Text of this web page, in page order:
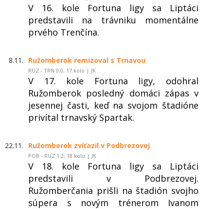
V 16. kole Fortuna ligy sa Liptáci
predstavili na trávniku momentálne
prvého Trenčína.
8.11. Ružomberok remizoval s Trnavou
RUZ - TRN 0:0, 17.kolo | JK
V 17. kole Fortuna ligy, odohral
Ružomberok posledný domáci zápas v
jesennej časti, keď na svojom štadióne
privítal trnavský Spartak.
22.11. Ružomberok zvíťazil v Podbrezovej
POB - RUZ 1:2, 18.kolo | JK
V 18. kole Fortuna ligy sa Liptáci
predstavili v Podbrezovej.
Ružomberčania prišli na štadión svojho
súpera s novým trénerom Ivanom